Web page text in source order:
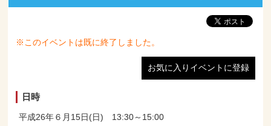
※このイベントは既に終了しました。
お気に入りイベントに登録
日時
平成26年６月15日(日) 13:30～15:00